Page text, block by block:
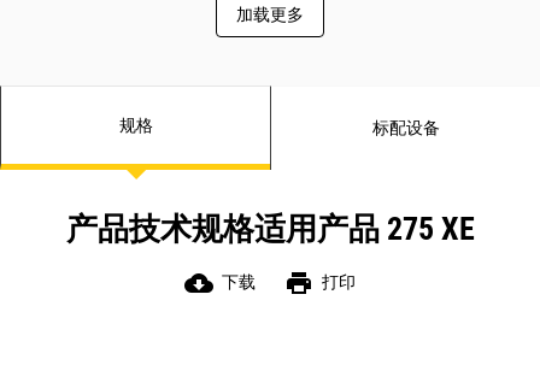
加载更多
规格 标配设备
产品技术规格适用产品 275 XE
cloud_download 下载 print 打印